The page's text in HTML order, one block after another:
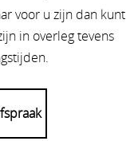
voor u zijn dan kunt
in overleg tevens